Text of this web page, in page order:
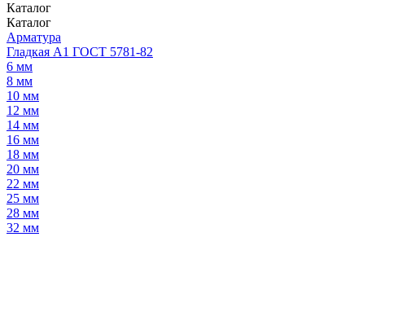
Каталог
Каталог
Арматура
Гладкая А1 ГОСТ 5781-82
6 мм
8 мм
10 мм
12 мм
14 мм
16 мм
18 мм
20 мм
22 мм
25 мм
28 мм
32 мм